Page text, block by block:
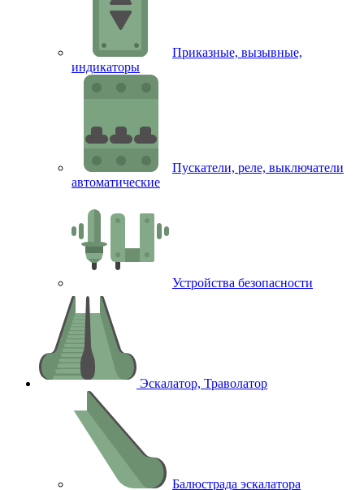
Приказные, вызывные,
индикаторы
Пускатели, реле, выключатели
автоматические
Устройства безопасности
Эскалатор, Траволатор
Балюстрада эскалатора